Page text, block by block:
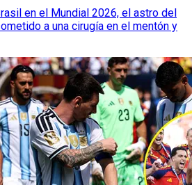
en el Mundial 2026, el astro del
a una cirugía en el mentón y